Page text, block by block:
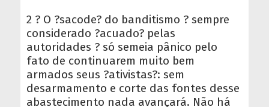
2 ? O ?sacode? do banditismo ? sempre
considerado ?acuado? pelas
autoridades ? só semeia pânico pelo
fato de continuarem muito bem
armados seus ?ativistas?: sem
desarmamento e corte das fontes desse
abastecimento nada avançará. Não há